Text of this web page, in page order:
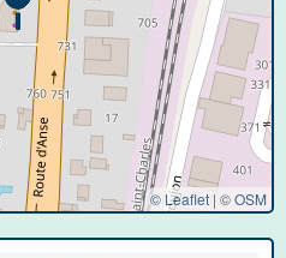
© Leaflet | ©OSM